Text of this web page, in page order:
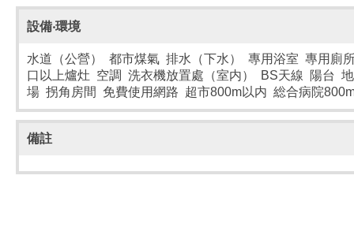
設備‧環境
水道（公營） 都市煤氣 排水（下水） 專用浴室 專用廁
口以上爐灶 空調 洗衣機放置處（室内） BS天線 陽台
場 拐角房間 免費使用網路 超市800m以内 総合病院
備註